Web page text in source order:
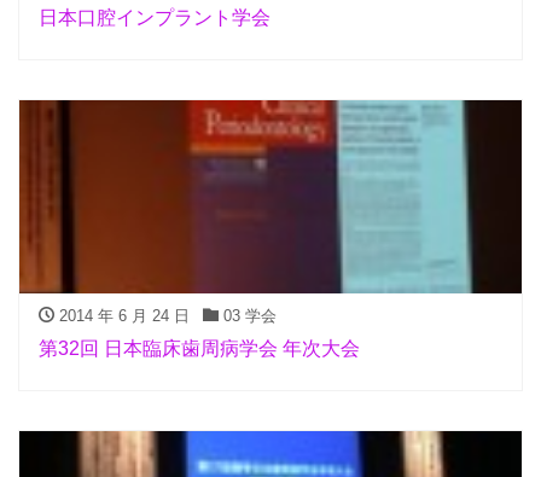
日本口腔インプラント学会
2014 年 6 月 24 日 03 学会
第32回 日本臨床歯周病学会 年次大会